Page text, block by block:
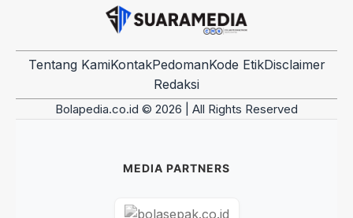
Tentang KamiKontakPedomanKode EtikDisclaimer
Redaksi
Bolapedia.co.id © 2026 | All Rights Reserved
MEDIA PARTNERS